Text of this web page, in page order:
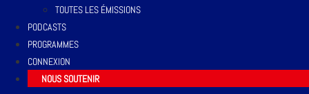
TOUTES LES ÉMISSIONS
PODCASTS
PROGRAMMES
CONNEXION
NOUS SOUTENIR